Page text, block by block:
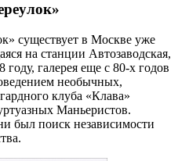
существует в Москве уже
на станции Автозаводская,
галерея еще с 80-х годов
необычных,
клуба «Клава»
Маньеристов.
был поиск независимости